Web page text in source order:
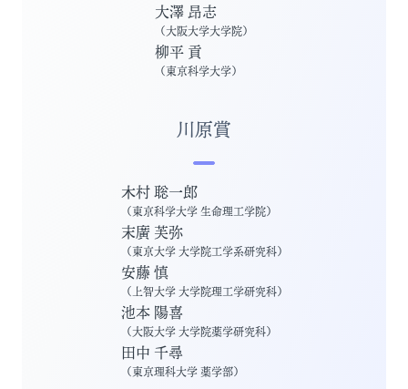
大澤 昂志
（大阪大学大学院）
柳平 貢
（東京科学大学）
川原賞
木村 聡一郎
（東京科学大学 生命理工学院）
末廣 芙弥
（東京大学 大学院工学系研究科）
安藤 慎
（上智大学 大学院理工学研究科）
池本 陽喜
（大阪大学 大学院薬学研究科）
田中 千尋
（東京理科大学 薬学部）